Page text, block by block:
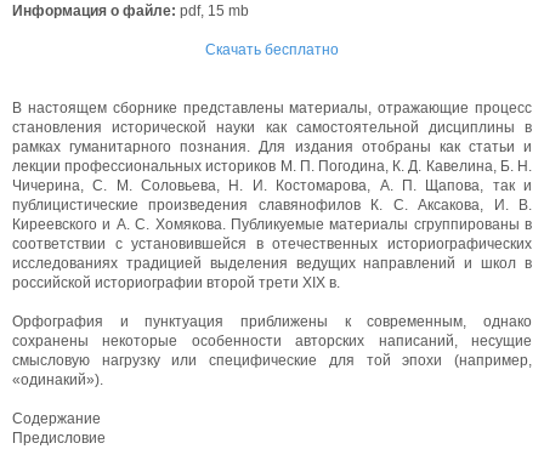
Информация о файле: pdf, 15 mb
Скачать бесплатно
В настоящем сборнике представлены материалы, отражающие процесс
становления исторической науки как самостоятельной дисциплины в
рамках гуманитарного познания. Для издания отобраны как статьи и
лекции профессиональных историков М. П. Погодина, К. Д. Кавелина, Б. Н.
Чичерина, С. М. Соловьева, Н. И. Костомарова, А. П. Щапова, так и
публицистические произведения славянофилов К. С. Аксакова, И. В.
Киреевского и А. С. Хомякова. Публикуемые материалы сгруппированы в
соответствии с установившейся в отечественных историографических
исследованиях традицией выделения ведущих направлений и школ в
российской историографии второй трети XIX в.
Орфография и пунктуация приближены к современным, однако
сохранены некоторые особенности авторских написаний, несущие
смысловую нагрузку или специфические для той эпохи (например,
«одинакий»).
Содержание
Предисловие